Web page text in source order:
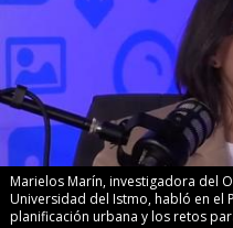
Marielos Marín, investigadora del
Universidad del Istmo, habló en el
planificación urbana y los retos